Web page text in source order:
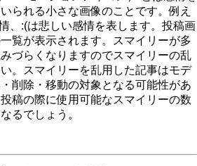
られる小さな画像のことです。例え
、:(は悲しい感情を表します。投稿画
覧が表示されます。スマイリーが多
づらくなりますのでスマイリーの乱
。スマイリーを乱用した記事はモデ
削除・移動の対象となる可能性があ
稿の際に使用可能なスマイリーの数
るでしょう。